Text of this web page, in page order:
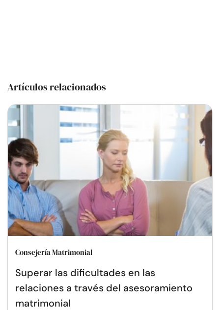
Artículos relacionados
Consejería Matrimonial
Superar las dificultades en las
relaciones a través del asesoramiento
matrimonial